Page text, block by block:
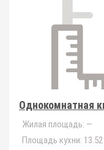
Однокомнатная
Жилая площадь: —
Площадь кухни: